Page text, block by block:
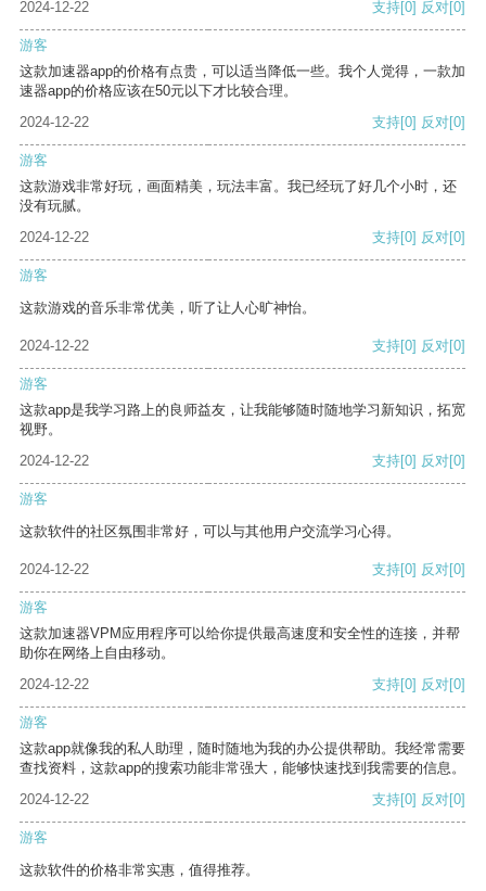
2024-12-22 支持[0] 反对[0]
游客
这款加速器app的价格有点贵，可以适当降低一些。我个人觉得，一款加
速器app的价格应该在50元以下才比较合理。
2024-12-22
支持[0] 反对[0]
游客
这款游戏非常好玩，画面精美，玩法丰富。我已经玩了好几个小时，还
没有玩腻。
2024-12-22
支持[0] 反对[0]
游客
这款游戏的音乐非常优美，听了让人心旷神怡。
2024-12-22 支持[0] 反对[0]
游客
这款app是我学习路上的良师益友，让我能够随时随地学习新知识，拓宽
视野。
2024-12-22
支持[0] 反对[0]
游客
这款软件的社区氛围非常好，可以与其他用户交流学习心得。
2024-12-22 支持[0] 反对[0]
游客
这款加速器VPM应用程序可以给你提供最高速度和安全性的连接，并帮
助你在网络上自由移动。
2024-12-22
支持[0] 反对[0]
游客
这款app就像我的私人助理，随时随地为我的办公提供帮助。我经常需要
查找资料，这款app的搜索功能非常强大，能够快速找到我需要的信息。
2024-12-22
支持[0] 反对[0]
游客
这款软件的价格非常实惠，值得推荐。